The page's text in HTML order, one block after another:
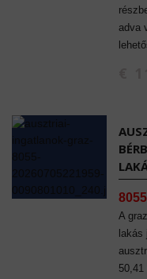
adva
A
lakás